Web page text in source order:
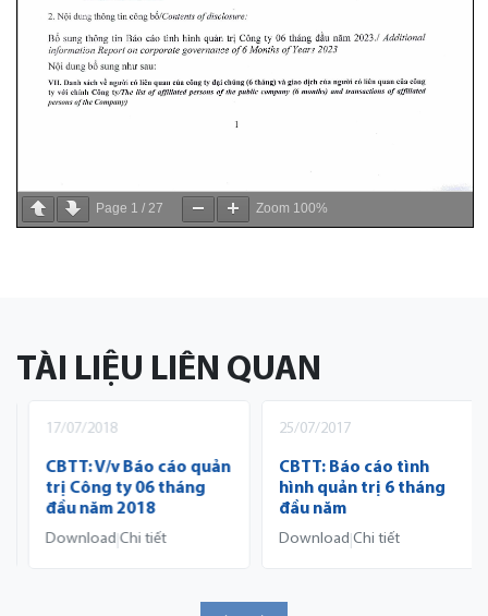
Page 1 / 27 Zoom 100%
TÀI LIỆU LIÊN QUAN
17/07/2018
CBTT: V/v Báo cáo quản
trị Công ty 06 tháng
đầu năm 2018
Download|Chi tiết
25/07/2017
CBTT: Báo cáo tình
hình quản trị 6 tháng
đầu năm
Download|Chi tiết